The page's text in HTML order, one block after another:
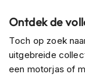
e
m
e
n
Ontdek de
Toch op zoek
uitgebreide
een motorjas of